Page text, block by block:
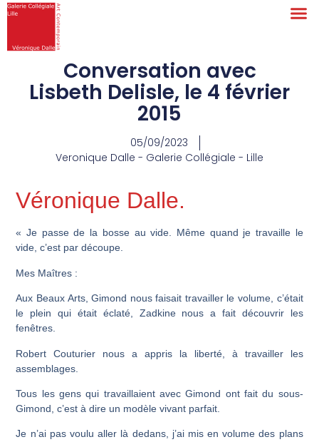
Conversation avec
Lisbeth Delisle, le 4 février
2015
05/09/2023
Veronique Dalle - Galerie Collégiale - Lille
Véronique Dalle.
« Je passe de la bosse au vide. Même quand je travaille le
vide, c’est par découpe.
Mes Maîtres :
Aux Beaux Arts, Gimond nous faisait travailler le volume, c’était
le plein qui était éclaté, Zadkine nous a fait découvrir les
fenêtres.
Robert Couturier nous a appris la liberté, à travailler les
assemblages.
Tous les gens qui travaillaient avec Gimond ont fait du sous-
Gimond, c’est à dire un modèle vivant parfait.
Je n’ai pas voulu aller là dedans, j’ai mis en volume des plans